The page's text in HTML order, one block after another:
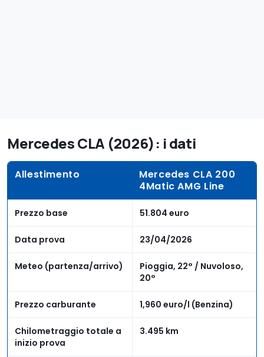
Mercedes CLA (2026): i dati
Allestimento
Mercedes CLA 200
4Matic AMG Line
Prezzo base 51.804 euro
Data prova 23/04/2026
Meteo (partenza/arrivo)
Pioggia, 22° / Nuvoloso,
20°
Prezzo carburante 1,960 euro/l (Benzina)
Chilometraggio totale a
inizio prova
3.495 km